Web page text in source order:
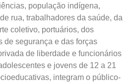
população indígena,
rua, trabalhadores da saúde, da
coletivo, portuários, dos
de segurança e das forças
de liberdade e funcionários
e jovens de 12 a 21
integram o público-